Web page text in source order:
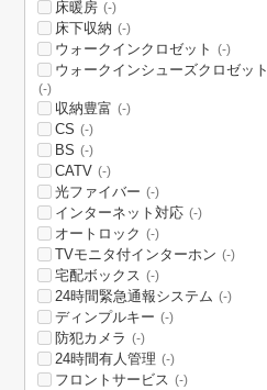
床暖房 (-)
床下収納 (-)
ウォークインクロゼット (-)
ウォークインシューズクロゼット
(-)
収納豊富 (-)
CS (-)
BS (-)
CATV (-)
光ファイバー (-)
インターネット対応 (-)
オートロック (-)
TVモニタ付インターホン (-)
宅配ボックス (-)
24時間緊急通報システム (-)
ディンプルキー (-)
防犯カメラ (-)
24時間有人管理 (-)
フロントサービス (-)